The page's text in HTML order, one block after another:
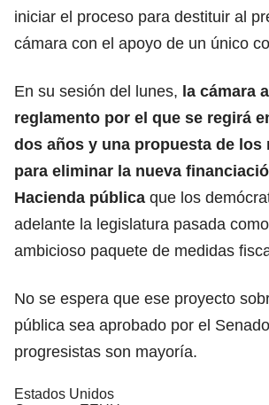
iniciar el proceso para destituir al
cámara con el apoyo de un único
En su sesión del lunes, la cámara
reglamento por el que se regirá
dos años y una propuesta de los
para eliminar la nueva
Hacienda pública que los
adelante la legislatura pasada
ambicioso paquete de medidas
No se espera que ese proyecto
pública sea aprobado por el
progresistas son mayoría.
Estados Unidos